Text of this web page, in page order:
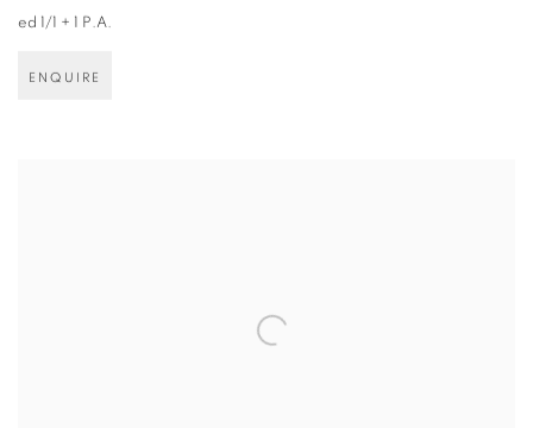
ed 1/1 + 1 P.A.
ENQUIRE